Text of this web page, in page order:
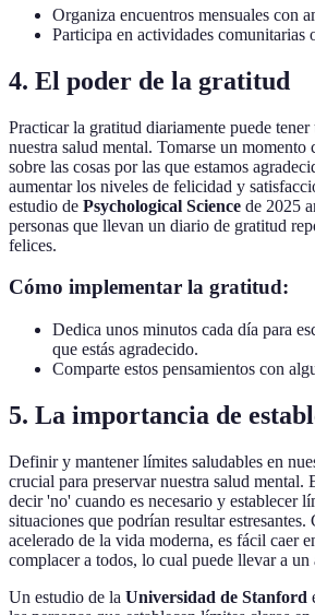
Organiza encuentros mensuales con
Participa en actividades comunitarias
4. El poder de la gratitud
Practicar la gratitud diariamente puede
nuestra salud mental. Tomarse un momento
sobre las cosas por las que estamos
aumentar los niveles de felicidad y
estudio de Psychological Science de 2025
personas que llevan un diario de gratitud
felices.
Cómo implementar la gratitud:
Dedica unos minutos cada día para
que estás agradecido.
Comparte estos pensamientos con
5. La importancia de
Definir y mantener límites saludables en
crucial para preservar nuestra salud mental.
decir 'no' cuando es necesario y establecer
situaciones que podrían resultar
acelerado de la vida moderna, es fácil caer
complacer a todos, lo cual puede llevar a
Un estudio de la Universidad de Stanford